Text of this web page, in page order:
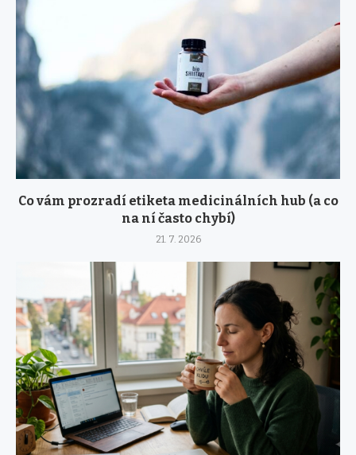
Co vám prozradí etiketa medicinálních hub (a co
na ní často chybí)
21. 7. 2026